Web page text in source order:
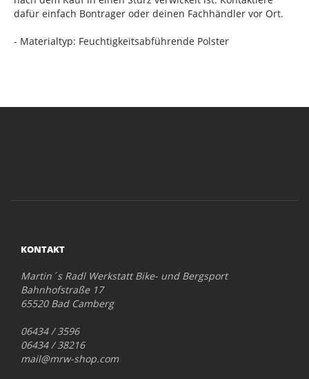
dafür einfach Bontrager oder deinen Fachhändler vor Ort.
- Materialtyp: Feuchtigkeitsabführende Polster
KONTAKT
Martin´s Radl Werkstatt Bike- und Bergsport
Bahnhofstraße 17
65520 Bad Camberg
06434 / 3596
06434 / 38216
mail@mrw-shop.com